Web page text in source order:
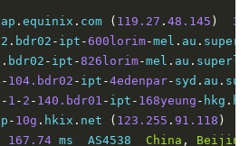
410.38 398.78 402.726
320.44 287.16 306.396
172.38 ms  AS24400 China,
. 165.24 ( 120.196 .165.24), 30
ap . equinix . com ( 119.27 . 48.145 )
. bdr02 - ipt -600lorim-mel . au .
. bdr02 - ipt -826lorim-mel . au .
- 104.bdr02 - ipt -4edenpar- syd . au .
- 1 - 2 - 140.bdr01 - ipt - 168yeung - hkg . hk
- 10g . hkix . net ( 123.255 . 91.118 )
167.74 ms  AS4538 China , Beijing